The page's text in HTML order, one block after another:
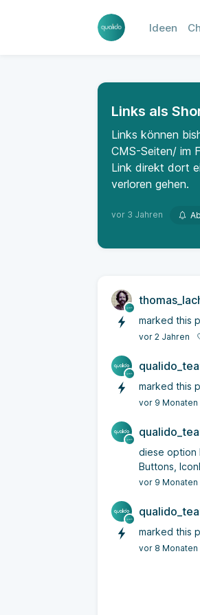
Ideen
Links als
Links können
CMS-Seiten/ im
Link direkt dort
verloren gehen.
vor 3 Jahren
marked this
vor 2 Jahren
marked this
vor 9 Monaten
diese option
Buttons,
vor 9 Monaten
marked this
vor 8 Monaten